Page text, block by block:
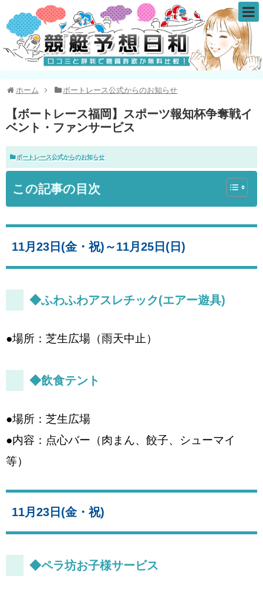
ホーム ボートレース公式からのお知らせ
【ボートレース福岡】スポーツ報知杯争奪戦イ
ベント・ファンサービス
ボートレース公式からのお知らせ
この記事の目次
11月23日(金・祝)～11月25日(日)
◆ふわふわアスレチック(エアー遊具)
●場所：芝生広場（雨天中止）
◆飲食テント
●場所：芝生広場
●内容：点心バー（肉まん、餃子、シューマイ
等）
11月23日(金・祝)
◆ペラ坊お子様サービス